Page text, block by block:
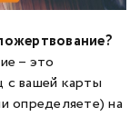
– это
с вашей карты
определяете) на